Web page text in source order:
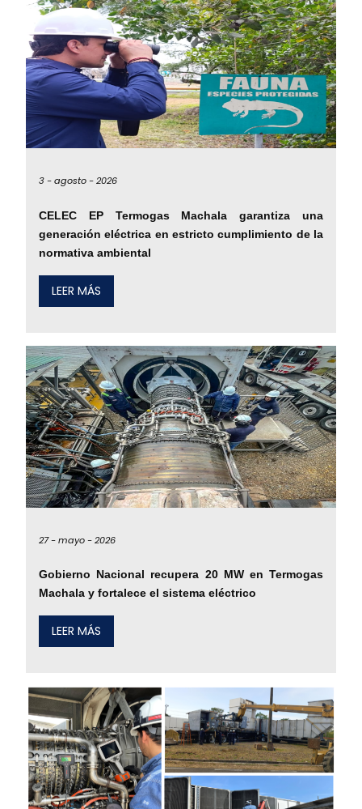
3 -agosto -2026
CELEC EP Termogas Machala garantiza una
generación eléctrica en estricto cumplimiento de la
normativa ambiental
LEER MÁS
27 -mayo -2026
Gobierno Nacional recupera 20 MW en Termogas
Machala y fortalece el sistema eléctrico
LEER MÁS